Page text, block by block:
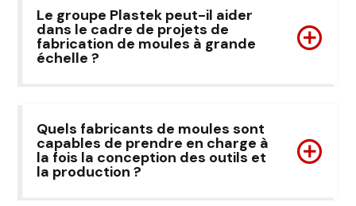
Le groupe Plastek peut-il aider
dans le cadre de projets de
fabrication de moules à grande
échelle ?
Quels fabricants de moules sont
capables de prendre en charge à
la fois la conception des outils et
la production ?